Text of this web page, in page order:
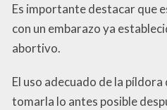
Es importante destacar que
con un embarazo ya
abortivo.
El uso adecuado de la
tomarla lo antes posible